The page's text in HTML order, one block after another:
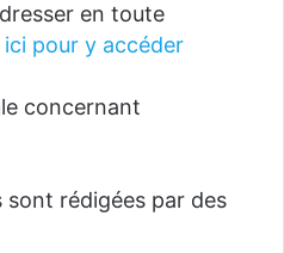
en toute
ici pour y accéder
concernant
sont rédigées par des